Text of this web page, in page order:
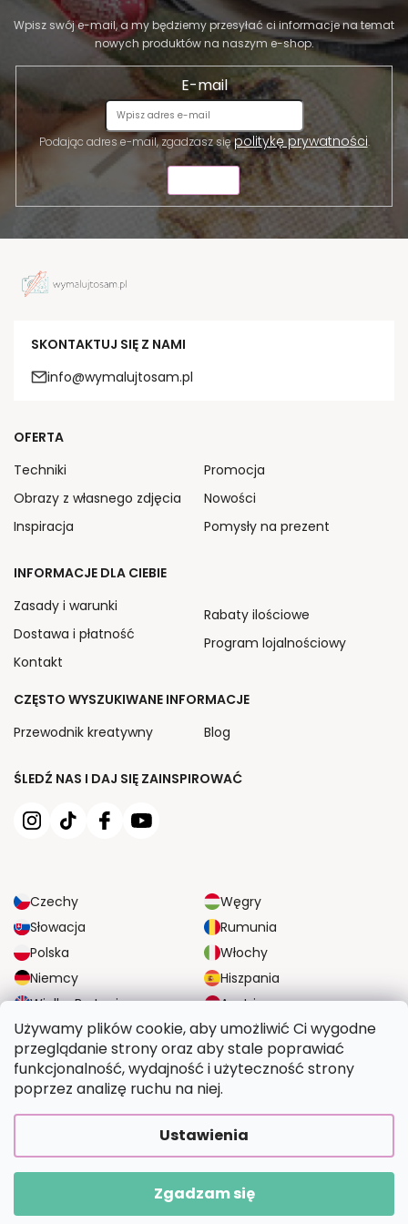
Używamy plików cookie, aby umożliwić Ci wygodne
przeglądanie strony oraz aby stale poprawiać
funkcjonalność, wydajność i użyteczność strony
poprzez analizę ruchu na niej.
Ustawienia
Zgadzam się
Wpisz swój e-mail, a my będziemy przesyłać ci informacje na temat
nowych produktów na naszym e-shop.
E-mail
Podając adres e-mail, zgadzasz siępolitykę prywatności.
SKONTAKTUJ SIĘ Z NAMI
info@wymalujtosam.pl
ŚLEDŹ NAS I DAJ SIĘ ZAINSPIROWAĆ
Czechy
Węgry
Słowacja
Rumunia
Polska
Włochy
Niemcy
Hiszpania
Wielka Brytania
Austria
OFERTA
Techniki
Obrazy z własnego zdjęcia
Inspiracja
Promocja
Nowości
Pomysły na prezent
INFORMACJE DLA CIEBIE
Zasady i warunki
Dostawa i płatność
Kontakt
Rabaty ilościowe
Program lojalnościowy
CZĘSTO WYSZUKIWANE INFORMACJE
Przewodnik kreatywny
Blog
NIEZAWODNE OPCJE DOSTAWY
BEZPIECZNE OPCJE PŁATNOŚCI
Opracował Shoptet Premium|UpraviloFV STUDIO
Wymalujtosam.pl. Wszystkie prawa zastrzeżone.